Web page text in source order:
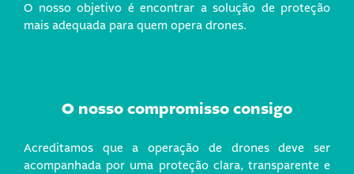
O nosso objetivo é encontrar a solução de proteção
mais adequada para quem opera drones.
O nosso compromisso consigo
Acreditamos que a operação de drones deve ser
acompanhada por uma proteção clara, transparente e